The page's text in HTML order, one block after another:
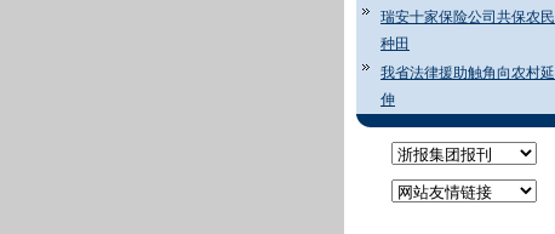
瑞安十家保险公司共保农民
种田
我省法律援助触角向农村延
伸